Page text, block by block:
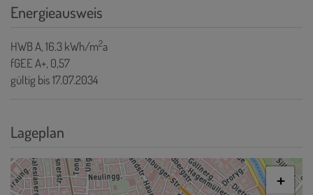
Energieausweis
HWBA, 16.3 kWh/m2a
fGEEA+, 0,57
gültig bis17.07.2034
Lageplan
+